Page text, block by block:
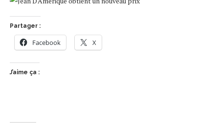
Partager :
Facebook X
J’aime ça :